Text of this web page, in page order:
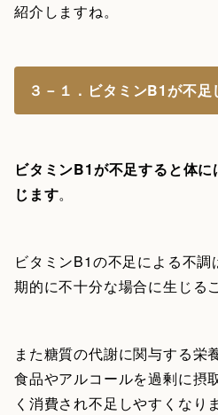
紹介しますね。
３－１．ビタミンB1が不足
ビタミンB1が不足すると体
じます。
ビタミンB1の不足による不
期的に不十分な場合に生じる
また糖質の代謝に関与する栄
食品やアルコールを過剰に摂
く消費され不足しやすくなり